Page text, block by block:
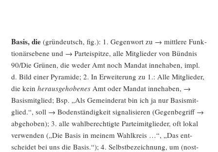
Basis, die (grün­deutsch, fig.): 1. Gegen­wort zu → mitt­le­re Funk­
tio­närs­ebe­ne und → Par­tei­spit­ze, alle Mit­glie­der von Bünd­nis
90/Die Grü­nen, die weder Amt noch Man­dat inne­ha­ben, impl.
d. Bild einer Pyra­mi­de; 2. In Erwei­te­rung zu 1.: Alle Mit­glie­der,
die kein her­aus­ge­ho­be­nesAmt oder Man­dat inne­ha­ben, →
Basis­mit­glied; Bsp. „Als Gemein­de­rat bin ich ja nur Basis­mit­
glied.“, soll → Boden­stän­dig­keit signa­li­sie­ren (Gegen­be­griff →
abge­ho­ben); 3. alle wahl­be­rech­tig­te Par­tei­mit­glie­der, oft lokal
ver­wen­den („Die Basis in mei­nem Wahl­kreis …“, „Das ent­
schei­det bei uns die Basis.“); 4. Selbst­be­zeich­nung, um (nost­